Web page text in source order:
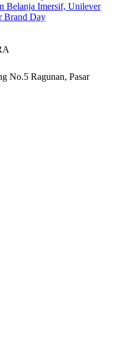
Belanja Imersif, Unilever
Brand Day
No.5 Ragunan, Pasar